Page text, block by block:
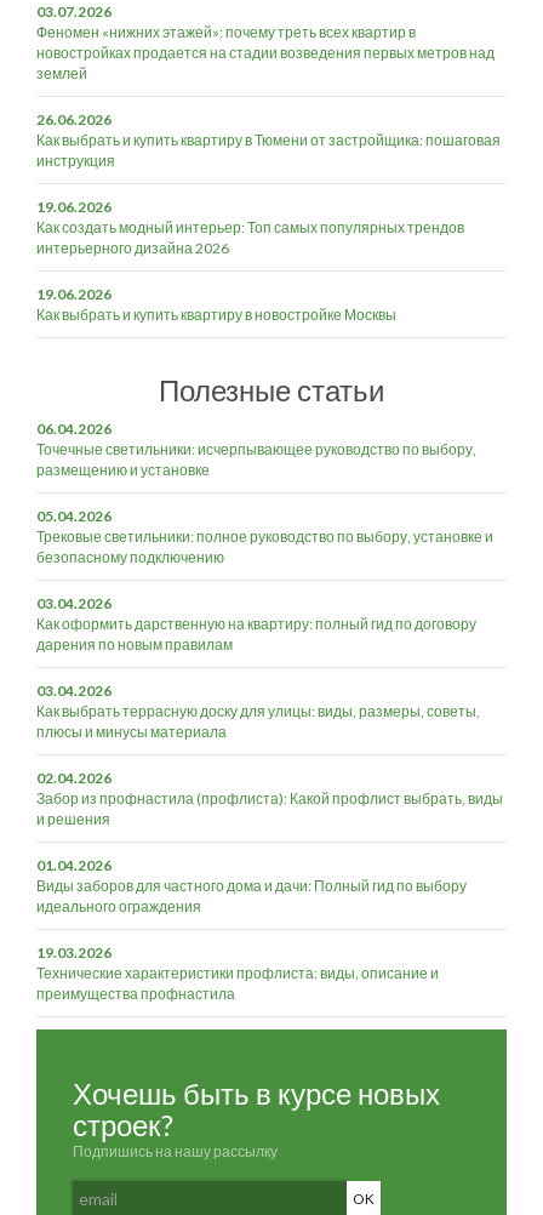
03.07.2026
Феномен «нижних этажей»: почему треть всех квартир в
новостройках продается на стадии возведения первых метров над
землей
26.06.2026
Как выбрать и купить квартиру в Тюмени от застройщика: пошаговая
инструкция
19.06.2026
Как создать модный интерьер: Топ самых популярных трендов
интерьерного дизайна 2026
19.06.2026
Как выбрать и купить квартиру в новостройке Москвы
Полезные статьи
06.04.2026
Точечные светильники: исчерпывающее руководство по выбору,
размещению и установке
05.04.2026
Трековые светильники: полное руководство по выбору, установке и
безопасному подключению
03.04.2026
Как оформить дарственную на квартиру: полный гид по договору
дарения по новым правилам
03.04.2026
Как выбрать террасную доску для улицы: виды, размеры, советы,
плюсы и минусы материала
02.04.2026
Забор из профнастила (профлиста): Какой профлист выбрать, виды
и решения
01.04.2026
Виды заборов для частного дома и дачи: Полный гид по выбору
идеального ограждения
19.03.2026
Технические характеристики профлиста: виды, описание и
преимущества профнастила
Хочешь быть в курсе новых
строек?
Подпишись на нашу рассылку